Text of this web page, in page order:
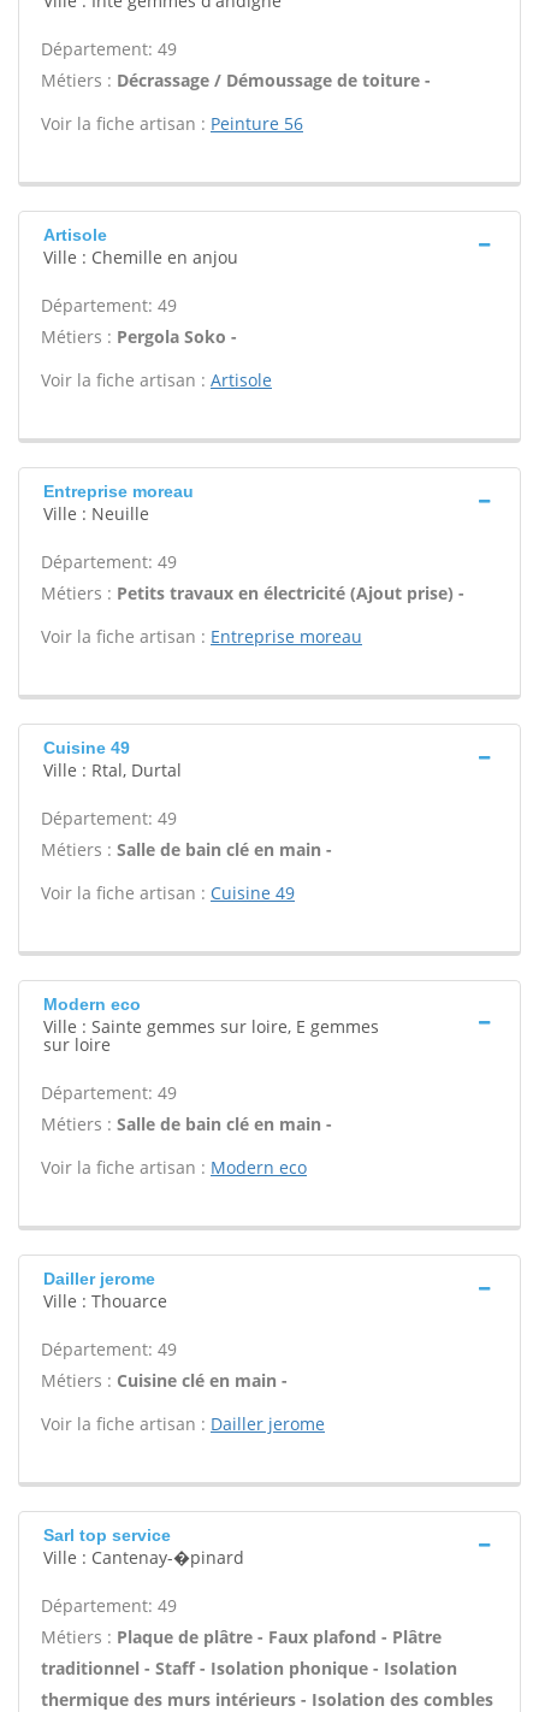
Département: 49
Métiers : Décrassage / Démoussage de toiture -
Voir la fiche artisan : Peinture 56
Artisole
Ville : Chemille en anjou
Département: 49
Métiers : Pergola Soko -
Voir la fiche artisan : Artisole
Entreprise moreau
Ville : Neuille
Département: 49
Métiers : Petits travaux en électricité (Ajout prise) -
Voir la fiche artisan : Entreprise moreau
Cuisine 49
Ville : Rtal, Durtal
Département: 49
Métiers : Salle de bain clé en main -
Voir la fiche artisan : Cuisine 49
Modern eco
Ville : Sainte gemmes sur loire, E gemmes
sur loire
Département: 49
Métiers : Salle de bain clé en main -
Voir la fiche artisan : Modern eco
Dailler jerome
Ville : Thouarce
Département: 49
Métiers : Cuisine clé en main -
Voir la fiche artisan : Dailler jerome
Sarl top service
Ville : Cantenay-�pinard
Département: 49
Métiers : Plaque de plâtre - Faux plafond - Plâtre
traditionnel - Staff - Isolation phonique - Isolation
thermique des murs intérieurs - Isolation des combles